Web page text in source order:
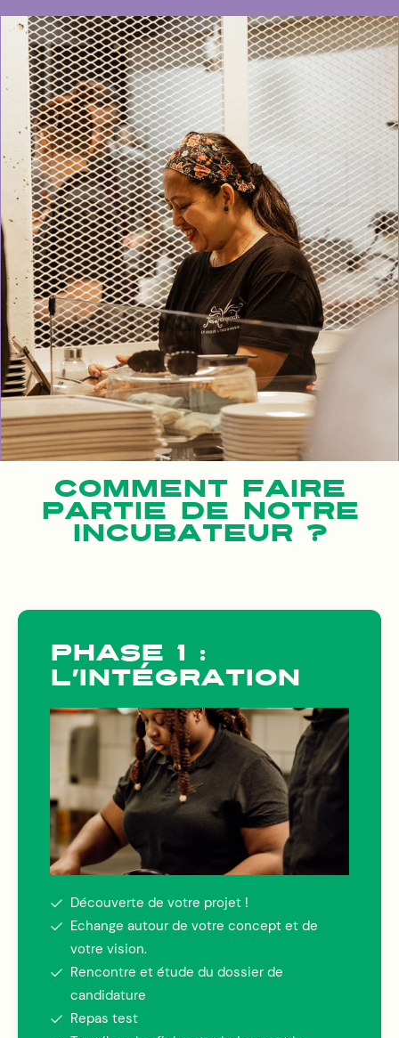
COMMENT FAIRE
PARTIE DE NOTRE
INCUBATEUR ?
PHASE 1 :
L’INTÉGRATION
Découverte de votre projet !
Echange autour de votre concept et de
votre vision.
Rencontre et étude du dossier de
candidature
Repas test